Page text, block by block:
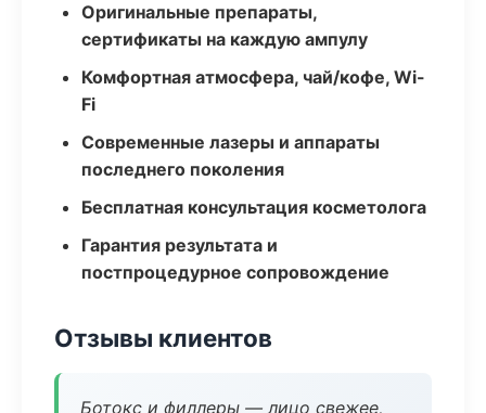
Оригинальные препараты,
сертификаты на каждую ампулу
Комфортная атмосфера, чай/кофе, Wi-
Fi
Современные лазеры и аппараты
последнего поколения
Бесплатная консультация косметолога
Гарантия результата и
постпроцедурное сопровождение
Отзывы клиентов
Ботокс и филлеры — лицо свежее,